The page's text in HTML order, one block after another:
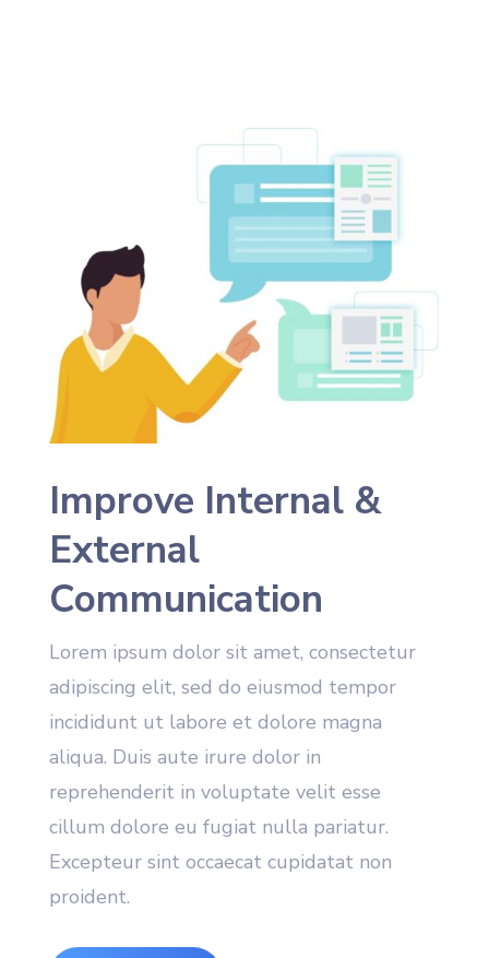
Improve Internal &
External
Communication
Lorem ipsum dolor sit amet, consectetur
adipiscing elit, sed do eiusmod tempor
incididunt ut labore et dolore magna
aliqua. Duis aute irure dolor in
reprehenderit in voluptate velit esse
cillum dolore eu fugiat nulla pariatur.
Excepteur sint occaecat cupidatat non
proident.